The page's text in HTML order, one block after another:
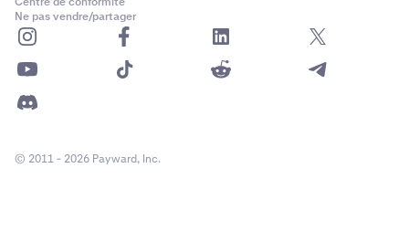
Ne pas vendre/partager
© 2011 - 2026 Payward, Inc.